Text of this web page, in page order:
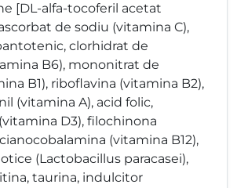
[DL-alfa-tocoferil acetat
de sodiu (vitamina C),
clorhidrat de
B6), mononitrat de
B1), riboflavina (vitamina B2),
(vitamina A), acid folic,
D3), filochinona
(vitamina B12),
(Lactobacillus paracasei),
taurina, indulcitor